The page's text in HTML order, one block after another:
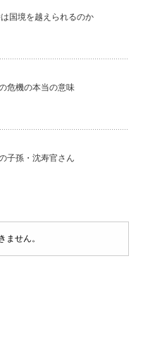
国境を越えられるのか
危機の本当の意味
子孫・沈寿官さん
ません。